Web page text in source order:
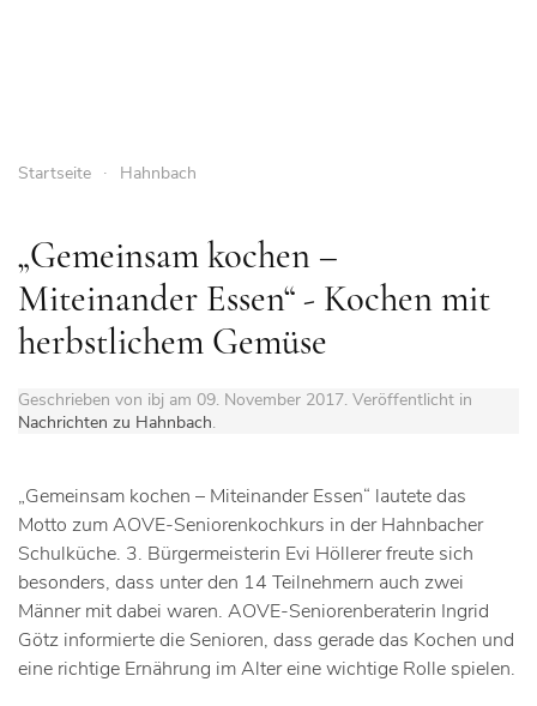
Startseite Hahnbach
„Gemeinsam kochen –
Miteinander Essen“ - Kochen mit
herbstlichem Gemüse
Geschrieben von ibj am 09. November 2017. Veröffentlicht in
Nachrichten zu Hahnbach.
„Gemeinsam kochen – Miteinander Essen“ lautete das
Motto zum AOVE-Seniorenkochkurs in der Hahnbacher
Schulküche. 3. Bürgermeisterin Evi Höllerer freute sich
besonders, dass unter den 14 Teilnehmern auch zwei
Männer mit dabei waren. AOVE-Seniorenberaterin Ingrid
Götz informierte die Senioren, dass gerade das Kochen und
eine richtige Ernährung im Alter eine wichtige Rolle spielen.